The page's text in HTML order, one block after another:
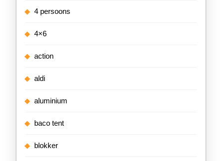
4 persoons
4×6
action
aldi
aluminium
baco tent
blokker